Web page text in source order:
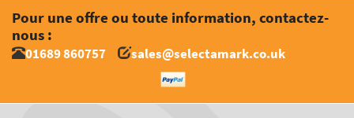
Pour une offre ou toute information, contactez-
nous :
01689 860757 sales@selectamark.co.uk